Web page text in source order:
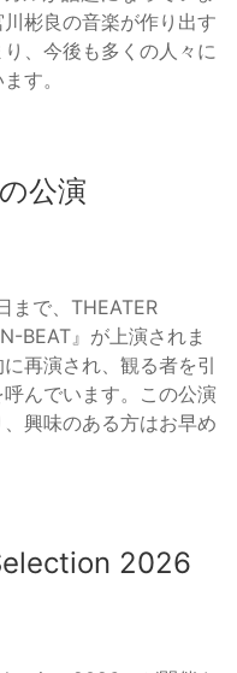
彬良の音楽が作り出す
、今後も多くの人々に
す。
公演
まで、THEATER
BEAT』が上演されま
再演され、観る者を引
んでいます。この公演
興味のある方はお早め
2026